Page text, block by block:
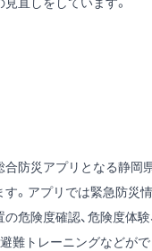
直しをしています。
合防災アプリとなる静岡
す。アプリでは緊急防災
危険度確認、危険度体験
避難トレーニングなどがで